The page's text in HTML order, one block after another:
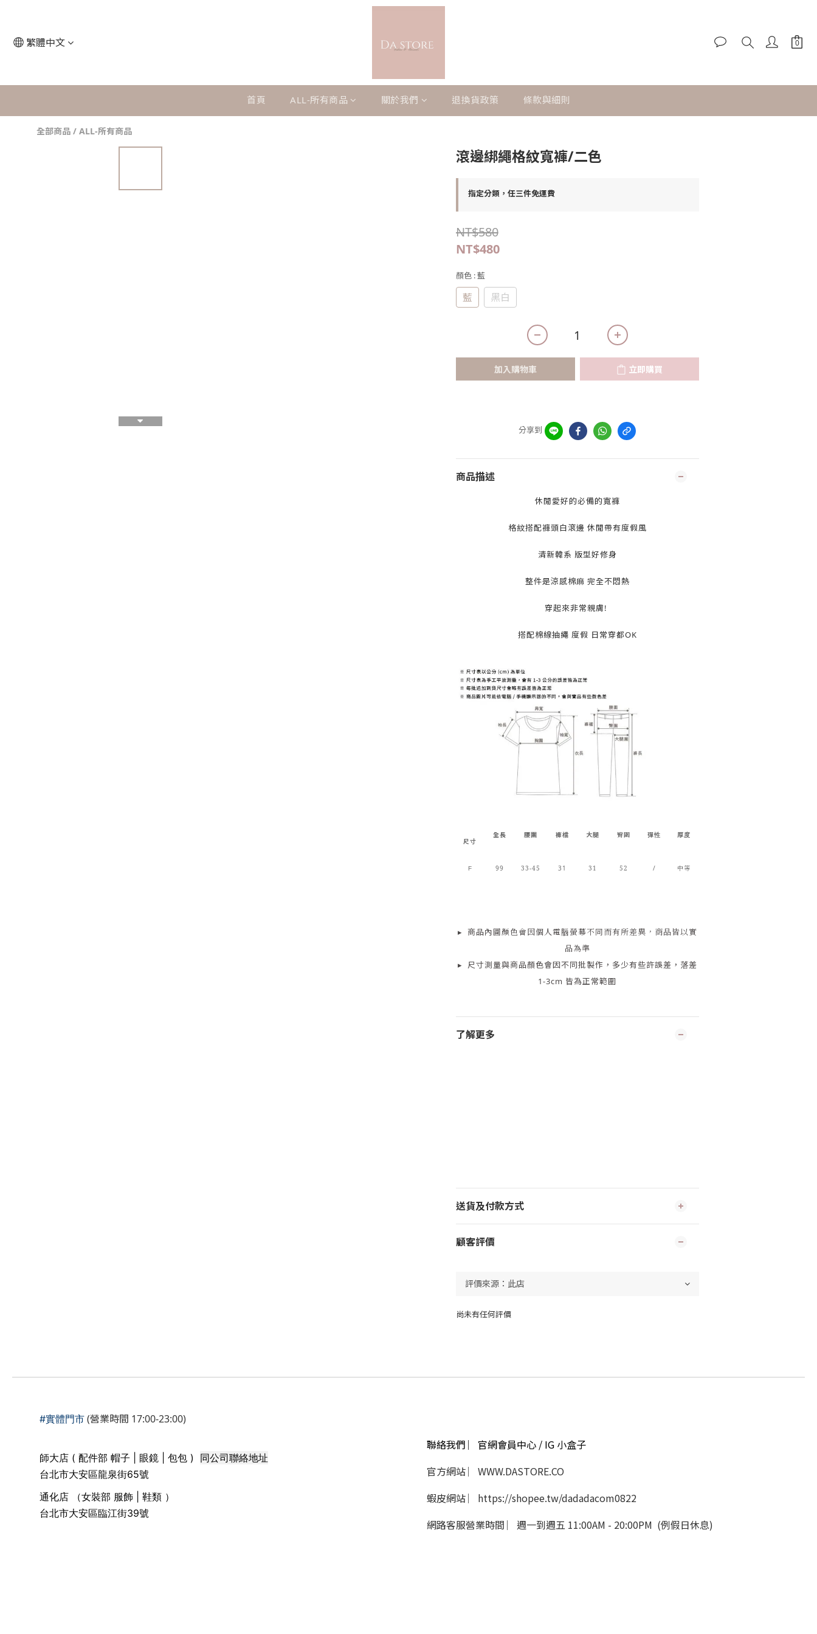
繁體中文
首頁 ALL-所有商品 關於我們 退換貨政策 條款與細則
全部商品 / ALL-所有商品
滾邊綁繩格紋寬褲/二色
指定分類，任三件免運費
NT$580
NT$480
顏色 : 藍
藍 黑白
加入購物車 立即購買
分享到
商品描述
休閒愛好的必備的寬褲
格紋搭配褲頭白滾邊 休閒帶有度假風
清新韓系 版型好修身
整件是涼感棉麻 完全不悶熱
穿起來非常親膚!
搭配棉線抽繩 度假 日常穿都OK
尺寸
全長 腰圍 褲檔 大腿 臀圍 彈性 厚度
F 99 33-45 31 31 52 / 中等
▸ 商品內圖顏色會因個人電腦螢幕不同而有所差異，商品皆以實
品為準
▸ 尺寸測量與商品顏色會因不同批製作，多少有些許誤差，落差
1-3cm 皆為正常範圍
了解更多
送貨及付款方式
顧客評價
尚未有任何評價
#實體門市 (營業時間 17:00-23:00)
師大店 ( 配件部 帽子 | 眼鏡 | 包包 ) 同公司聯絡地址
台北市大安區龍泉街65號
通化店 （女裝部 服飾 | 鞋類 ）
台北市大安區臨江街39號
聯絡我們 ︳官網會員中心 / IG 小盒子
官方網站 ︳WWW.DASTORE.CO
蝦皮網站 ︳https://shopee.tw/dadadacom0822
網路客服營業時間 ︳週一到週五 11:00AM - 20:00PM (例假日休息)